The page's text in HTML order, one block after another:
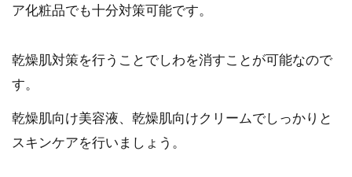
ア化粧品でも十分対策可能です。
乾燥肌対策を行うことでしわを消すことが可能なので
す。
乾燥肌向け美容液、乾燥肌向けクリームでしっかりと
スキンケアを行いましょう。